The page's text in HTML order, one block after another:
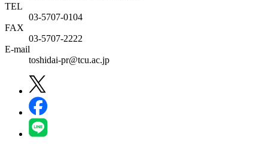
TEL
03-5707-0104
FAX
03-5707-2222
E-mail
toshidai-pr@tcu.ac.jp